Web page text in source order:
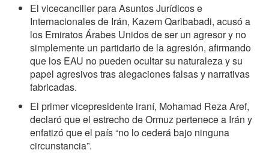
El vicecanciller para Asuntos Jurídicos e
Internacionales de Irán, Kazem Qaribabadi, acusó a
los Emiratos Árabes Unidos de ser un agresor y no
simplemente un partidario de la agresión, afirmando
que los EAU no pueden ocultar su naturaleza y su
papel agresivos tras alegaciones falsas y narrativas
fabricadas.
El primer vicepresidente iraní, Mohamad Reza Aref,
declaró que el estrecho de Ormuz pertenece a Irán y
enfatizó que el país “no lo cederá bajo ninguna
circunstancia”.